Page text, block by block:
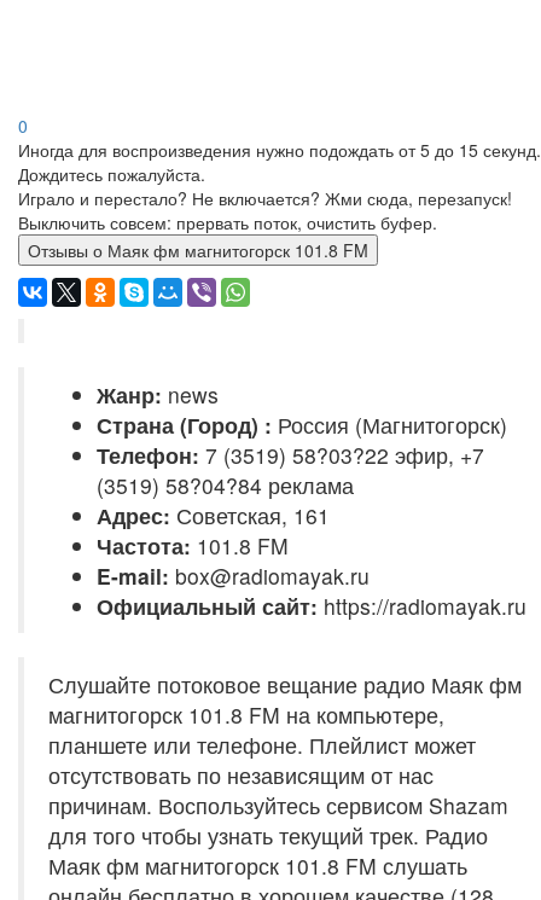
0
Иногда для воспроизведения нужно подождать от 5 до 15 секунд.
Дождитесь пожалуйста.
Играло и перестало? Не включается? Жми сюда, перезапуск!
Выключить совсем: прервать поток, очистить буфер.
Отзывы о Маяк фм магнитогорск 101.8 FM
Жанр: news
Страна (Город) : Россия (Магнитогорск)
Телефон: 7 (3519) 58?03?22 эфир, +7
(3519) 58?04?84 реклама
Адрес: Советская, 161
Частота: 101.8 FM
E-mail: box@radiomayak.ru
Официальный сайт: https://radiomayak.ru
Слушайте потоковое вещание радио Маяк фм
магнитогорск 101.8 FM на компьютере,
планшете или телефоне. Плейлист может
отсутствовать по независящим от нас
причинам. Воспользуйтесь сервисом Shazam
для того чтобы узнать текущий трек. Радио
Маяк фм магнитогорск 101.8 FM слушать